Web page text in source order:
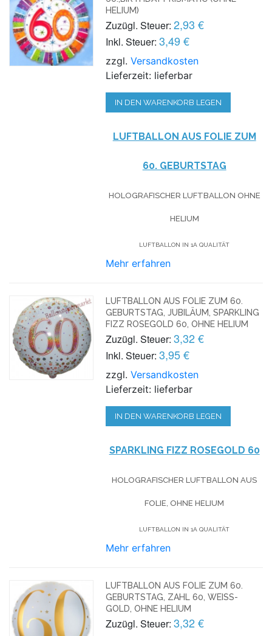
HELIUM)
Zuzügl. Steuer: 2,93 €
Inkl. Steuer: 3,49 €
zzgl.Versandkosten
Lieferzeit: lieferbar
IN DEN WARENKORB LEGEN
LUFTBALLON AUS FOLIE ZUM
60. GEBURTSTAG
HOLOGRAFISCHER LUFTBALLON OHNE
HELIUM
LUFTBALLON IN 1A QUALITÄT
Mehr erfahren
LUFTBALLON AUS FOLIE ZUM 60.
GEBURTSTAG, JUBILÄUM, SPARKLING
FIZZ ROSEGOLD 60, OHNE HELIUM
Zuzügl. Steuer: 3,32 €
Inkl. Steuer: 3,95 €
zzgl.Versandkosten
Lieferzeit: lieferbar
IN DEN WARENKORB LEGEN
SPARKLING FIZZ ROSEGOLD 60
HOLOGRAFISCHER LUFTBALLON AUS
FOLIE, OHNE HELIUM
LUFTBALLON IN 1A QUALITÄT
Mehr erfahren
LUFTBALLON AUS FOLIE ZUM 60.
GEBURTSTAG, ZAHL 60, WEISS-G
OLD, OHNE HELIUM
Zuzügl. Steuer: 3,32 €